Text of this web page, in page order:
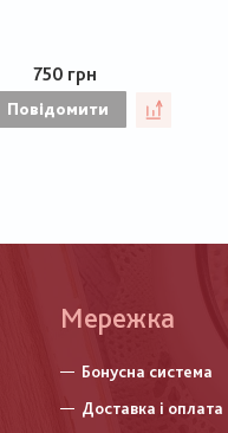
750 грн
Повідомити
Меню
нижнього
колонтитулу
Мережка
Бонусна система
Доставка і оплата